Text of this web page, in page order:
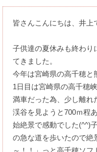
皆さんこんにちは、井上
子供達の夏休みも終わり
てきました。
今年は宮崎県の高千穂と
1日目は宮崎県の高千穂
満車だった為、少し離れ
渓谷を見ようと700ｍ程
始絶景で感動でした(^^)
の急な道を歩いたので絶
～！！」っと高千穂ソ